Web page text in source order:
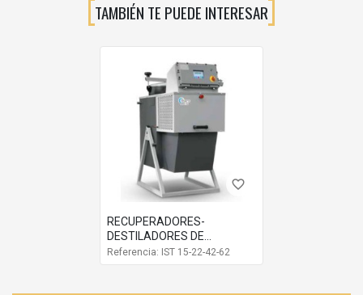
TAMBIÉN TE PUEDE INTERESAR
favorite_border
RECUPERADORES-
DESTILADORES DE
DISOLVENTES 15-22-42-62L
Referencia: IST 15-22-42-62